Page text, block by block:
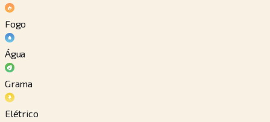
Fogo
Água
Grama
Elétrico